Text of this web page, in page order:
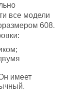
все модели
608.
имеет